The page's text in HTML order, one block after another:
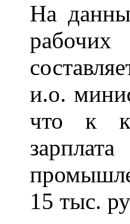
На
и.о.
что к
15 тыс.